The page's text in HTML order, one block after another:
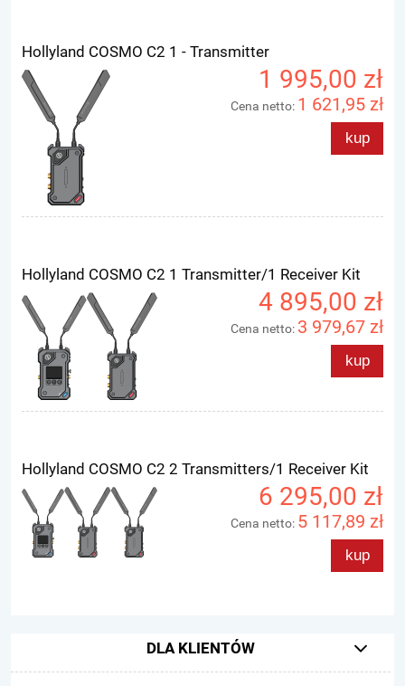
Hollyland COSMO C2 1 - Transmitter
1 995,00 zł
Cena netto: 1 621,95 zł
kup
Hollyland COSMO C2 1 Transmitter/1 Receiver Kit
4 895,00 zł
Cena netto: 3 979,67 zł
kup
Hollyland COSMO C2 2 Transmitters/1 Receiver Kit
6 295,00 zł
Cena netto: 5 117,89 zł
kup
DLA KLIENTÓW